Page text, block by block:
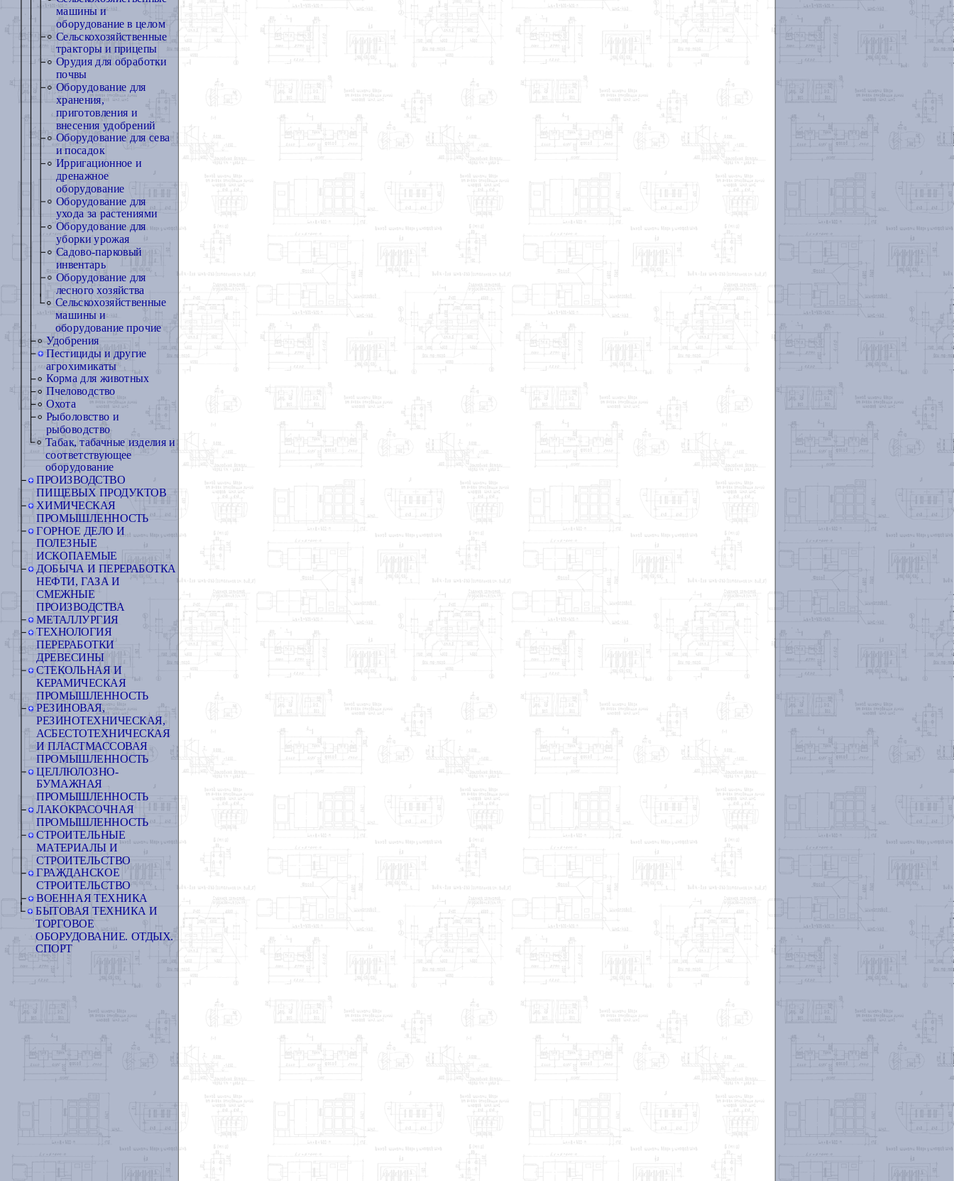
машины и
оборудование в целом
Сельскохозяйственные
тракторы и прицепы
Орудия для обработки
почвы
Оборудование для
хранения,
приготовления и
внесения удобрений
Оборудование для сева
и посадок
Ирригационное и
дренажное
оборудование
Оборудование для
ухода за растениями
Оборудование для
уборки урожая
Садово-парковый
инвентарь
Оборудование для
лесного хозяйства
Сельскохозяйственные
машины и
оборудование прочие
Удобрения
Пестициды и другие
агрохимикаты
Корма для животных
Пчеловодство
Охота
Рыболовство и
рыбоводство
Табак, табачные изделия и
соответствующее
оборудование
ПРОИЗВОДСТВО
ПИЩЕВЫХ ПРОДУКТОВ
ХИМИЧЕСКАЯ
ПРОМЫШЛЕННОСТЬ
ГОРНОЕ ДЕЛО И
ПОЛЕЗНЫЕ
ИСКОПАЕМЫЕ
ДОБЫЧА И ПЕРЕРАБОТКА
НЕФТИ, ГАЗА И
СМЕЖНЫЕ
ПРОИЗВОДСТВА
МЕТАЛЛУРГИЯ
ТЕХНОЛОГИЯ
ПЕРЕРАБОТКИ
ДРЕВЕСИНЫ
СТЕКОЛЬНАЯ И
КЕРАМИЧЕСКАЯ
ПРОМЫШЛЕННОСТЬ
РЕЗИНОВАЯ,
РЕЗИНОТЕХНИЧЕСКАЯ,
АСБЕСТОТЕХНИЧЕСКАЯ
И ПЛАСТМАССОВАЯ
ПРОМЫШЛЕННОСТЬ
ЦЕЛЛЮЛОЗНО-
БУМАЖНАЯ
ПРОМЫШЛЕННОСТЬ
ЛАКОКРАСОЧНАЯ
ПРОМЫШЛЕННОСТЬ
СТРОИТЕЛЬНЫЕ
МАТЕРИАЛЫ И
СТРОИТЕЛЬСТВО
ГРАЖДАНСКОЕ
СТРОИТЕЛЬСТВО
ВОЕННАЯ ТЕХНИКА
БЫТОВАЯ ТЕХНИКА И
ТОРГОВОЕ
ОБОРУДОВАНИЕ. ОТДЫХ.
СПОРТ